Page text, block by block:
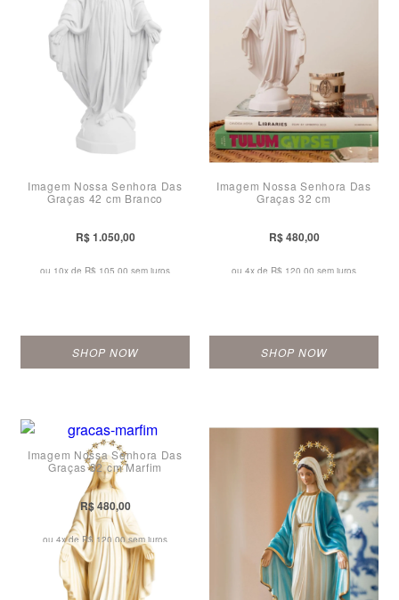
Imagem Nossa Senhora Das
Graças 42 cm Branco
R$ 1.050,00
ou 10x de R$ 105,00 sem juros
SHOP NOW
Imagem Nossa Senhora Das
Graças 32 cm
R$ 480,00
ou 4x de R$ 120,00 sem juros
SHOP NOW
Imagem Nossa Senhora Das
Graças 32 cm Marfim
R$ 480,00
ou 4x de R$ 120,00 sem juros